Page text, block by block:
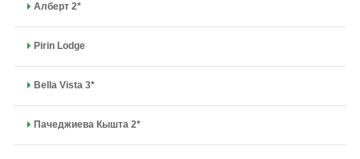
Алберт 2*
Pirin Lodge
Bella Vista 3*
Пачеджиева Кышта 2*